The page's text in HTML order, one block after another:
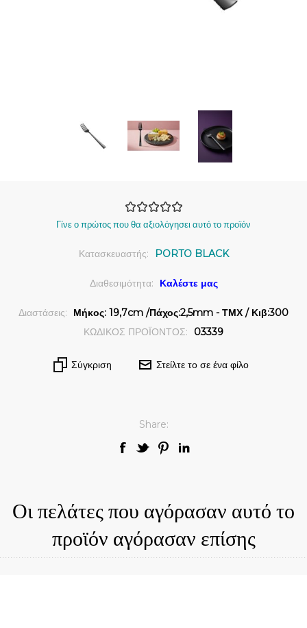
Γίνε ο πρώτος που θα αξιολόγησει αυτό το προϊόν
Κατασκευαστής: PORTO BLACK
Διαθεσιμότητα: Καλέστε μας
Διαστάσεις:
Μήκος: 19,7cm /Πάχος:2,5mm - ΤΜΧ / Κιβ:300
ΚΩΔΙΚΟΣ ΠΡΟΪΟΝΤΟΣ:
03339
Σύγκριση Στείλτε το σε ένα φίλο
Share:
Οι πελάτες που αγόρασαν αυτό το
προϊόν αγόρασαν επίσης